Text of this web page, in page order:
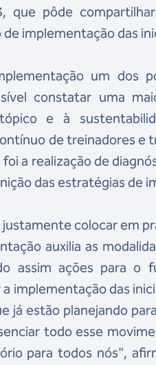
que pôde
implementação das
um dos
constatar uma
e à
de treinadores e
a realização de
das estratégias de
justamente colocar em
auxilia as
assim ações para o
implementação das
já estão planejando
todo esse
para todos nós",